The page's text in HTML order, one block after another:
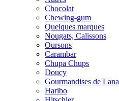
Chocolat
Chewing-gum
Quelques marques
Nougats, Calissons
Oursons
Carambar
Chupa Chups
Doucy
Gourmandises de Lana
Haribo